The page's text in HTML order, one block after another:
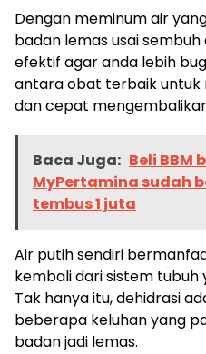
Dengan meminum air
badan lemas usai
efektif agar anda lebih
antara obat terbaik untuk
dan cepat
Baca Juga: Beli BBM
MyPertamina sudah
tembus 1 juta
Air putih sendiri
kembali dari sistem tubuh
Tak hanya itu, dehidrasi
beberapa keluhan yang
badan jadi lemas.